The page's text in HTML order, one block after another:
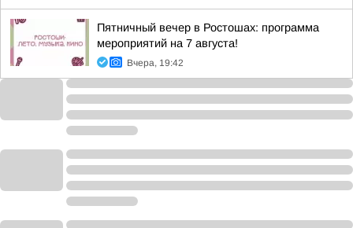
Пятничный вечер в Ростошах: программа
мероприятий на 7 августа!
Вчера, 19:42